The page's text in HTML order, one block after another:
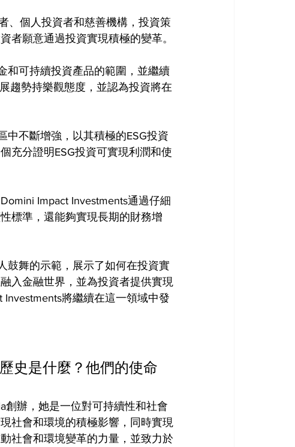
、個人投資者和慈善機構，投資策
者願意通過投資實現積極的變革。
和可持續投資產品的範圍，並繼續
趨勢持樂觀態度，並認為投資將在
中不斷增強，以其積極的ESG投資
充分證明ESG投資可實現利潤和使
Impact Investments通過仔細
標準，還能夠實現長期的財務增
鼓舞的示範，展示了如何在投資實
入金融世界，並為投資者提供實現
將繼續在這一領域中發
史是什麼？他們的使命
創辦，她是一位對可持續性和社會
社會和環境的積極影響，同時實現
社會和環境變革的力量，並致力於